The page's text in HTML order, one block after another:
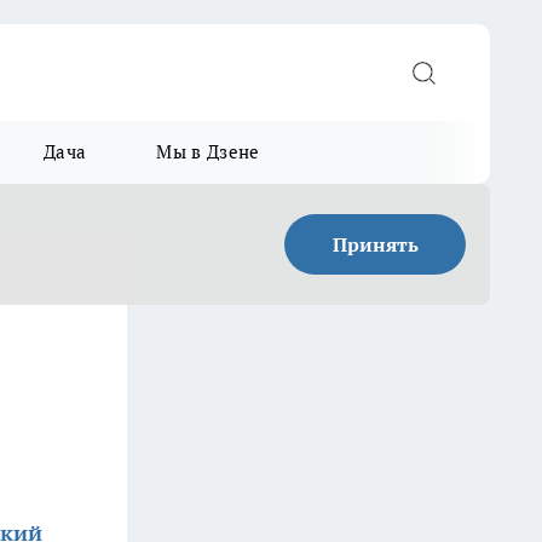
Дача Мы в Дзене
Принять